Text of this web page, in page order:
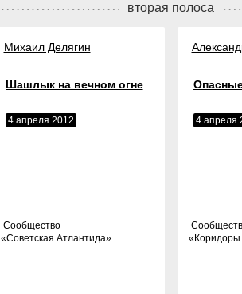
вторая полоса
Михаил Делягин
Шашлык на вечном огне
4 апреля 2012
Cообщество
«Советская Атлантида»
4 апреля
« Коридоры